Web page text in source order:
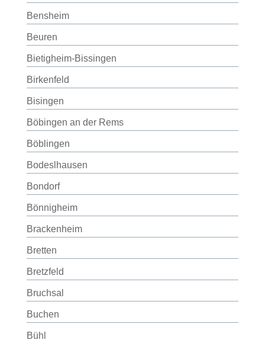
Bensheim
Beuren
Bietigheim-Bissingen
Birkenfeld
Bisingen
Böbingen an der Rems
Böblingen
Bodeslhausen
Bondorf
Bönnigheim
Brackenheim
Bretten
Bretzfeld
Bruchsal
Buchen
Bühl